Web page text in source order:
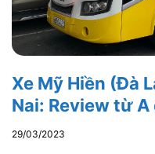
Xe Mỹ Hiền (Đà
Nai: Review từ A
29/03/2023